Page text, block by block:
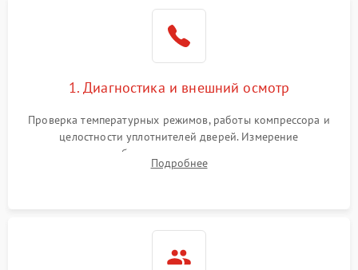
работе
2000 ₽ Подробнее →
1000 ₽
1800 ₽
1. Диагностика и внешний осмотр
Проверка температурных режимов, работы компрессора и
целостности уплотнителей дверей. Измерение
сопротивления обмоток мотора, проверка термостата и
считывание кодов ошибок с электронного дисплея.
Подробнее